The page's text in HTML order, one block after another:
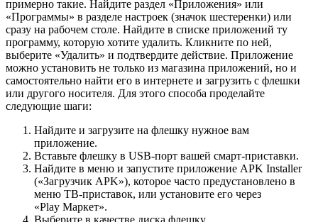
примерно такие. Найдите раздел «Приложения» или
«Программы» в разделе настроек (значок шестеренки) или
сразу на рабочем столе. Найдите в списке приложений ту
программу, которую хотите удалить. Кликните по ней,
выберите «Удалить» и подтвердите действие. Приложение
можно установить не только из магазина приложений, но и
самостоятельно найти его в интернете и загрузить с флешки
или другого носителя. Для этого способа проделайте
следующие шаги:
Найдите и загрузите на флешку нужное вам
приложение.
Вставьте флешку в USB-порт вашей смарт-приставки.
Найдите в меню и запустите приложение APK Installer
(«Загрузчик APK»), которое часто предустановлено в
меню ТВ-приставок, или установите его через
«Play Маркет».